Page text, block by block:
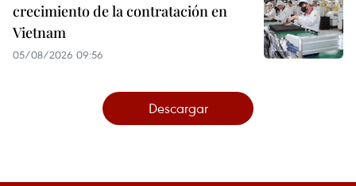
crecimiento de la contratación en
Vietnam
05/08/2026 09:56
Descargar